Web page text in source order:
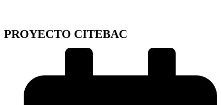
PROYECTO CITEBAC